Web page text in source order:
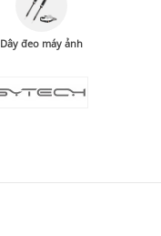
Dây đeo máy ảnh